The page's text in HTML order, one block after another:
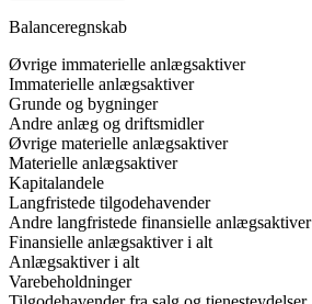
Balanceregnskab
Øvrige immaterielle anlægsaktiver
Immaterielle anlægsaktiver
Grunde og bygninger
Andre anlæg og driftsmidler
Øvrige materielle anlægsaktiver
Materielle anlægsaktiver
Kapitalandele
Langfristede tilgodehavender
Andre langfristede finansielle anlægsaktiver
Finansielle anlægsaktiver i alt
Anlægsaktiver i alt
Varebeholdninger